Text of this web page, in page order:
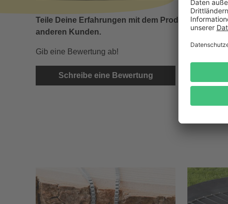
Teile Deine Erfahrungen mit dem Produkt mit
anderen Kunden.
Gib eine Bewertung ab!
Schreibe eine Bewertung